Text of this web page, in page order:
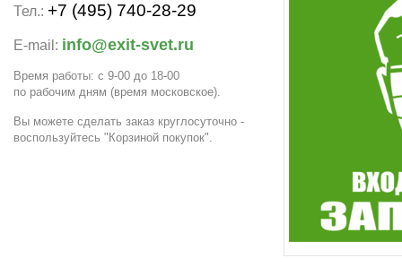
Тел.: +7 (495) 740-28-29
E-mail: info@exit-svet.ru
Время работы: с 9-00 до 18-00
по рабочим дням (время московское).
Вы можете сделать заказ круглосуточно -
воспользуйтесь "Корзиной покупок".